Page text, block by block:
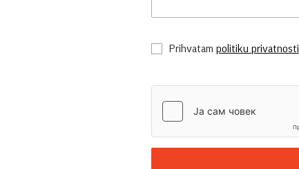
Prihvatam politiku privatnosti